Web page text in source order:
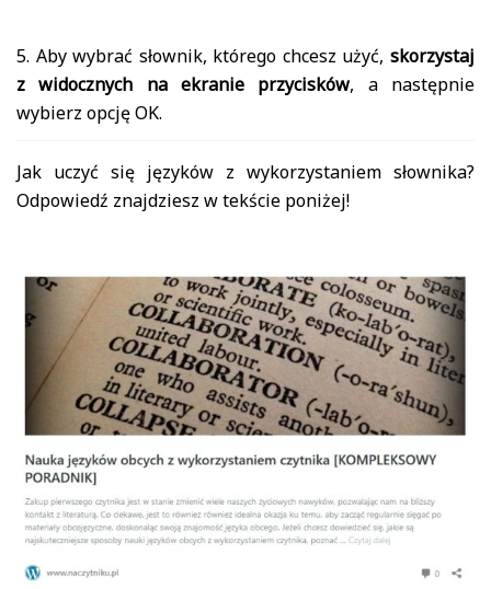
5. Aby wybrać słownik, którego chcesz użyć, skorzystaj
z widocznych na ekranie przycisków, a następnie
wybierz opcję OK.
Jak uczyć się języków z wykorzystaniem słownika?
Odpowiedź znajdziesz w tekście poniżej!